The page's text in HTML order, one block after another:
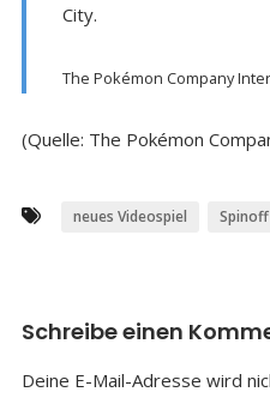
City.
The Pokémon Company
(Quelle: The Pokémon
neues Videospiel Spinoff
Schreibe einen
Deine E-Mail-Adresse wird